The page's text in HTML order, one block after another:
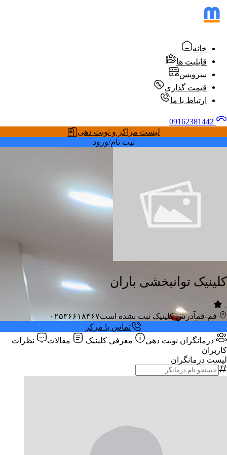
خانه
قابلیت ها
سرویس
قیمت گذاری
ارتباط با ما
لیست مراکز و نوبت دهی
ثبت نام/ورود
کلینیک توانبخشی باران
-
قم-قمآدرس کلینیک ثبت نشده است۰۲۵۳۶۶۱۸۳۶۷
تماس با مرکز
درمانگران نوبت دهی معرفی کلینیک مقالات
نظرات
کاربران
لیست درمانگران